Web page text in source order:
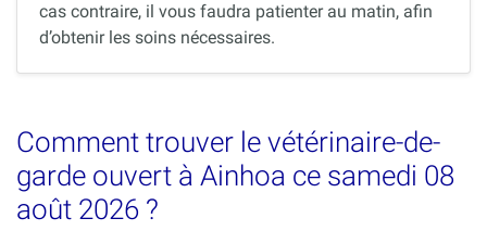
cas contraire, il vous faudra patienter au matin, afin
d’obtenir les soins nécessaires.
Comment trouver le vétérinaire-de-
garde ouvert à Ainhoa ce samedi 08
août 2026 ?